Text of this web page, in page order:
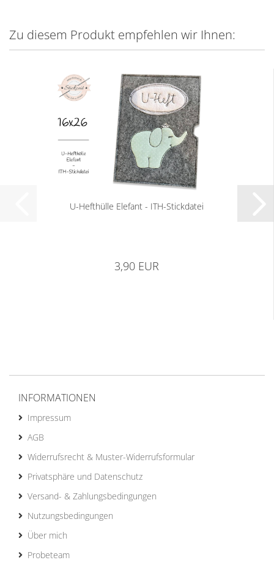
Zu diesem Produkt empfehlen wir Ihnen:
U-Hefthülle Elefant - ITH-Stickdatei
3,90 EUR
INFORMATIONEN
Impressum
AGB
Widerrufsrecht & Muster-Widerrufsformular
Privatsphäre und Datenschutz
Versand- & Zahlungsbedingungen
Nutzungsbedingungen
Über mich
Probeteam